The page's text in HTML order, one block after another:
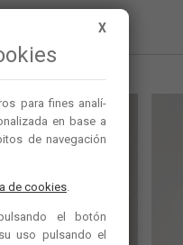
X
para fines analí­
en base a
de navegación
de cookies.
el botón
uso pulsando el